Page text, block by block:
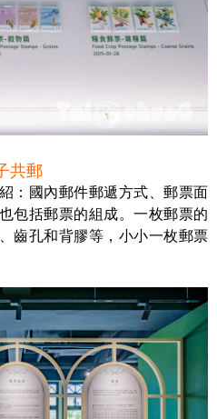
共郵
：國內郵件郵遞方式、郵票面
包括郵票的組成。一枚郵票的
齒孔和背膠等，小小一枚郵票